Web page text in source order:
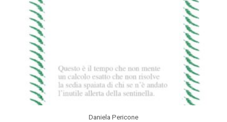
Daniela Pericone